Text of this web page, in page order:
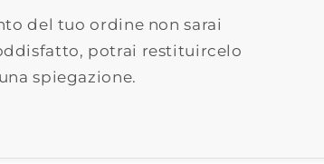
del tuo ordine non sarai
potrai restituircelo
spiegazione.